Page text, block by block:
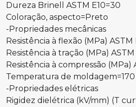
Dureza Brinell ASTM E10=30
Coloração, aspecto=Preto
-Propriedades mecânicas
Resistência à flexão (MPa) ASTM
Resistência à tração (MPa)
Resistência à compressão (MPa)
Temperatura de moldagem=170
-Propriedades elétricas
Rigidez dielétrica (kV/mm) (T